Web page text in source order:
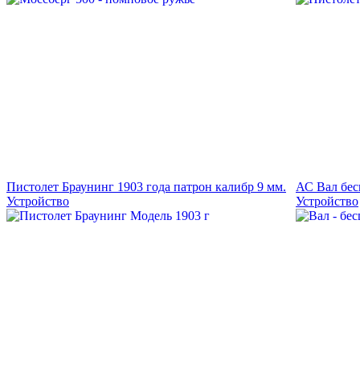
Пистолет Браунинг 1903 года патрон калибр 9 мм.
Устройство
АС Вал
Устройство